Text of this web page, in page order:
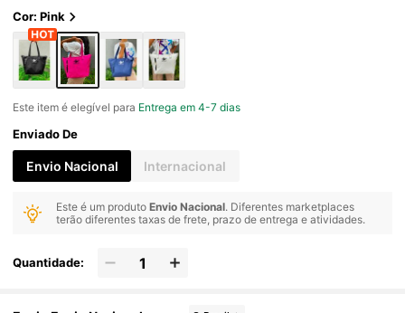
Cor: Pink
Este item é elegível para Entrega em 4-7 dias
Enviado De
Envio Nacional Internacional
Este é um produtoEnvio Nacional. Diferentes marketplaces
terão diferentes taxas de frete, prazo de entrega e atividades.
Quantidade: